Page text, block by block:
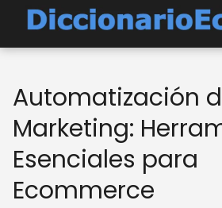
Automatización
Marketing:
Esenciales para
Ecommerce